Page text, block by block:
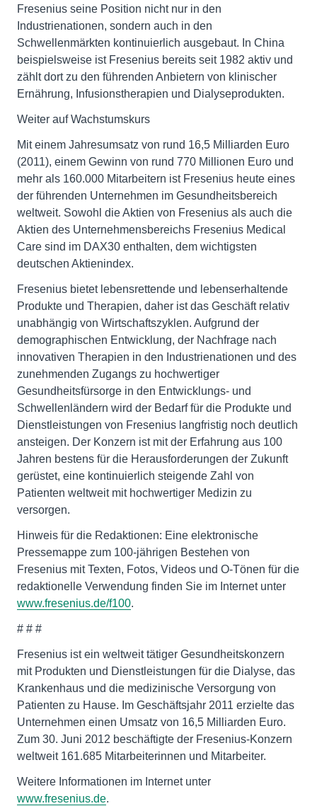
Fresenius seine Position nicht nur in den
Industrienationen, sondern auch in den
Schwellenmärkten kontinuierlich ausgebaut. In China
beispielsweise ist Fresenius bereits seit 1982 aktiv und
zählt dort zu den führenden Anbietern von klinischer
Ernährung, Infusionstherapien und Dialyseprodukten.
Weiter auf Wachstumskurs
Mit einem Jahresumsatz von rund 16,5 Milliarden Euro
(2011), einem Gewinn von rund 770 Millionen Euro und
mehr als 160.000 Mitarbeitern ist Fresenius heute eines
der führenden Unternehmen im Gesundheitsbereich
weltweit. Sowohl die Aktien von Fresenius als auch die
Aktien des Unternehmensbereichs Fresenius Medical
Care sind im DAX30 enthalten, dem wichtigsten
deutschen Aktienindex.
Fresenius bietet lebensrettende und lebenserhaltende
Produkte und Therapien, daher ist das Geschäft relativ
unabhängig von Wirtschaftszyklen. Aufgrund der
demographischen Entwicklung, der Nachfrage nach
innovativen Therapien in den Industrienationen und des
zunehmenden Zugangs zu hochwertiger
Gesundheitsfürsorge in den Entwicklungs- und
Schwellenländern wird der Bedarf für die Produkte und
Dienstleistungen von Fresenius langfristig noch deutlich
ansteigen. Der Konzern ist mit der Erfahrung aus 100
Jahren bestens für die Herausforderungen der Zukunft
gerüstet, eine kontinuierlich steigende Zahl von
Patienten weltweit mit hochwertiger Medizin zu
versorgen.
Hinweis für die Redaktionen: Eine elektronische
Pressemappe zum 100-jährigen Bestehen von
Fresenius mit Texten, Fotos, Videos und O-Tönen für die
redaktionelle Verwendung finden Sie im Internet unter
www.fresenius.de/f100.
# # #
Fresenius ist ein weltweit tätiger Gesundheitskonzern
mit Produkten und Dienstleistungen für die Dialyse, das
Krankenhaus und die medizinische Versorgung von
Patienten zu Hause. Im Geschäftsjahr 2011 erzielte das
Unternehmen einen Umsatz von 16,5 Milliarden Euro.
Zum 30. Juni 2012 beschäftigte der Fresenius-Konzern
weltweit 161.685 Mitarbeiterinnen und Mitarbeiter.
Weitere Informationen im Internet unter
www.fresenius.de.